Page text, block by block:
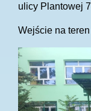
ulicy Plantowej
Wejście na teren